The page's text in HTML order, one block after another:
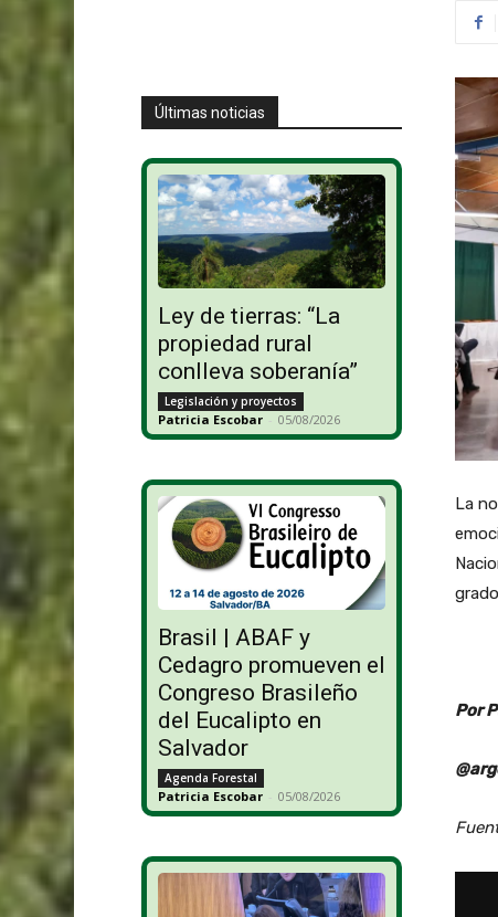
Últimas noticias
Ley de tierras: “La
propiedad rural
conlleva soberanía”
Legislación y proyectos
Patricia Escobar - 05/08/2026
Brasil | ABAF y
Cedagro promueven el
Congreso Brasileño
del Eucalipto en
Salvador
Agenda Forestal
Patricia Escobar - 05/08/2026
La
Por